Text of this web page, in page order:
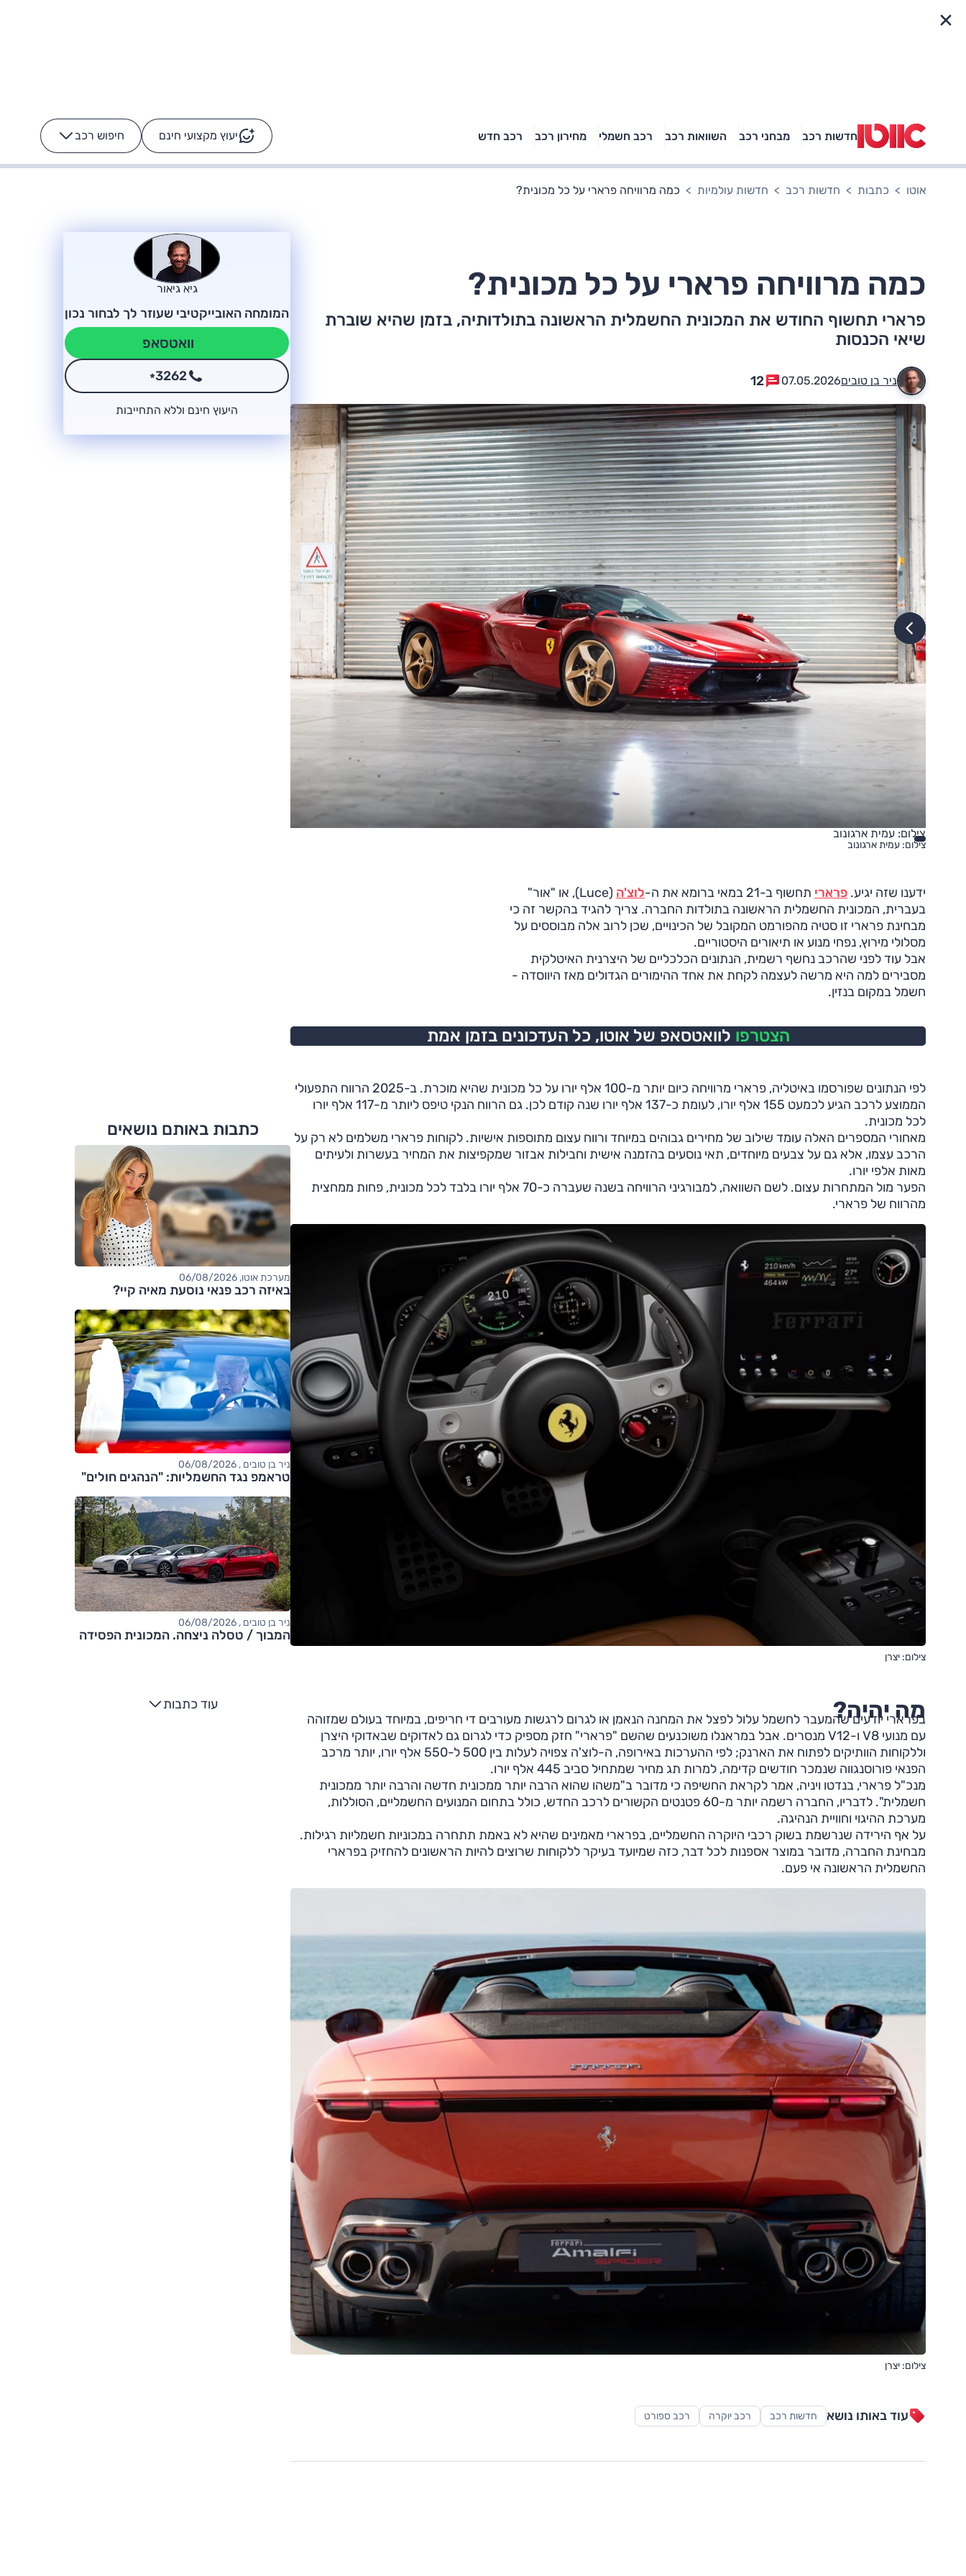
חדשות רכב מבחני רכב השוואות רכב רכב חשמלי מחירון רכב רכב חדש יעוץ מקצועי חינם חיפוש רכב -
באיזה רכב פנאי נוסעת
טויוטה ראב 4, קיה
ספורטאז' לונג ויונדאי
הנייר ועל הכביש
רכבי הסלבס: על מה נוסע
הרכב לא מתקלקל. המסך
כן
אוטו כתבות חדשות רכב חדשות עולמיות כמה מרוויחה פרארי על כל מכונית?
כמה מרוויחה פרארי על כל מכונית?
פרארי תחשוף החודש את המכונית החשמלית הראשונה בתולדותיה, בזמן שהיא שוברת
שיאי הכנסות
ניר בן טובים07.05.2026
12
צילום: עמית ארגונוב
צילום: עמית ארגונוב
ידענו שזה יגיע. פרארי תחשוף ב-21 במאי ברומא את ה- לוצ'ה
(Luce), או "אור"
בעברית, המכונית החשמלית הראשונה בתולדות החברה. צריך להגיד בהקשר זה כי
מבחינת פרארי זו סטיה מהפורמט המקובל של הכינויים, שכן לרוב אלה מבוססים על
מסלולי מירוץ, נפחי מנוע או תיאורים היסטוריים.
אבל עוד לפני שהרכב נחשף רשמית, הנתונים הכלכליים של היצרנית האיטלקית
מסבירים למה היא מרשה לעצמה לקחת את אחד ההימורים הגדולים מאז היווסדה -
חשמל במקום בנזין.
הצטרפו לוואטסאפ של אוטו, כל העדכונים בזמן אמת
לפי הנתונים שפורסמו באיטליה, פרארי מרוויחה כיום יותר מ-100 אלף יורו על כל מכונית שהיא מוכרת. ב-2025 הרווח התפעולי
הממוצע לרכב הגיע לכמעט 155 אלף יורו, לעומת כ-137 אלף יורו שנה קודם לכן. גם הרווח הנקי טיפס ליותר מ-117 אלף יורו
לכל מכונית.
מאחורי המספרים האלה עומד שילוב של מחירים גבוהים במיוחד ורווח עצום מתוספות אישיות. לקוחות פרארי משלמים לא רק על
הרכב עצמו, אלא גם על צבעים מיוחדים, תאי נוסעים בהזמנה אישית וחבילות אבזור שמקפיצות את המחיר בעשרות ולעיתים
מאות אלפי יורו.
הפער מול המתחרות עצום. לשם השוואה, למבורגיני הרוויחה בשנה שעברה כ-70 אלף יורו בלבד לכל מכונית, פחות ממחצית
מהרווח של פרארי.
צילום: יצרן
מה יהיה?
בפרארי יודעים שהמעבר לחשמל עלול לפצל את המחנה הנאמן או לגרום לרגשות מעורבים די חריפים, במיוחד בעולם שמזוהה
עם מנועי V8 ו-V12 מנסרים. אבל במראנלו משוכנעים שהשם "פרארי" חזק מספיק כדי לגרום גם לאדוקים שבאדוקי היצרן
וללקוחות הוותיקים לפתוח את הארנק; לפי ההערכות באירופה, ה-לוצ'ה צפויה לעלות בין 500 ל-550 אלף יורו, יותר מרכב
הפנאי פורוסנגווה שנמכר חודשים קדימה, למרות תג מחיר שמתחיל סביב 445 אלף יורו.
מנכ"ל פרארי, בנדטו ויניה, אמר לקראת החשיפה כי מדובר ב"משהו שהוא הרבה יותר ממכונית חדשה והרבה יותר ממכונית
חשמלית". לדבריו, החברה רשמה יותר מ-60 פטנטים הקשורים לרכב החדש, כולל בתחום המנועים החשמליים, הסוללות,
מערכת ההיגוי וחוויית הנהיגה.
על אף הירידה שנרשמת בשוק רכבי היוקרה החשמליים, בפרארי מאמינים שהיא לא באמת תתחרה במכוניות חשמליות רגילות.
מבחינת החברה, מדובר במוצר אספנות לכל דבר, כזה שמיועד בעיקר ללקוחות שרוצים להיות הראשונים להחזיק בפרארי
החשמלית הראשונה אי פעם.
צילום: יצרן
עוד באותו נושא חדשות רכב רכב יוקרה רכב ספורט
גיא גיאור
המומחה האובייקטיבי שעוזר לך לבחור נכון
וואטסאפ
*3262
היעוץ חינם וללא התחייבות
כתבות באותם נושאים
מערכת אוטו, 06/08/2026
באיזה רכב פנאי נוסעת מאיה קיי?
ניר בן טובים , 06/08/2026
טראמפ נגד החשמליות: "הנהגים חולים"
ניר בן טובים , 06/08/2026
המבוך / טסלה ניצחה. המכונית הפסידה
עוד כתבות